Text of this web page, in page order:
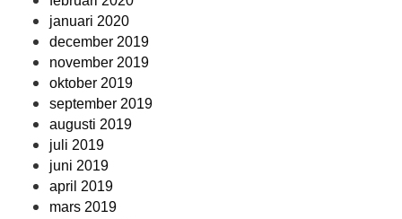
januari 2020
december 2019
november 2019
oktober 2019
september 2019
augusti 2019
juli 2019
juni 2019
april 2019
mars 2019